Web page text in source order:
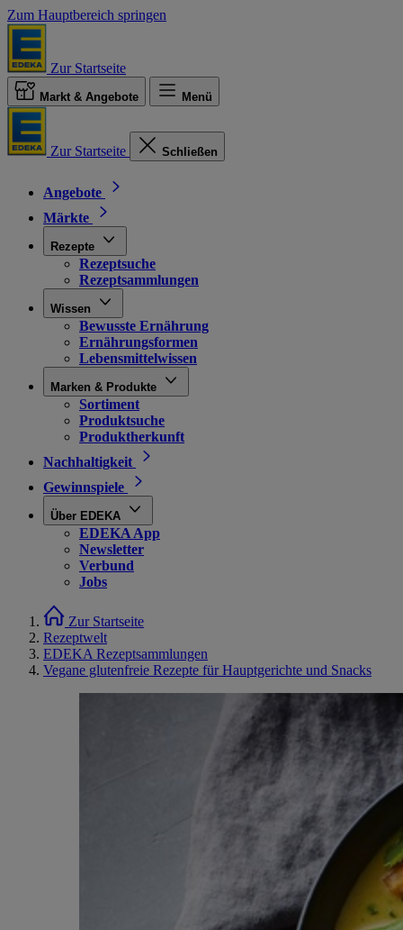
Zum Hauptbereich springen
Zur Startseite
Markt & Angebote Menü
Zur Startseite Schließen
Angebote
Märkte
Rezepte
Rezeptsuche
Rezeptsammlungen
Wissen
Bewusste Ernährung
Ernährungsformen
Lebensmittelwissen
Marken & Produkte
Sortiment
Produktsuche
Produktherkunft
Nachhaltigkeit
Gewinnspiele
Über EDEKA
EDEKA App
Newsletter
Verbund
Jobs
Zur Startseite
Rezeptwelt
EDEKA Rezeptsammlungen
Vegane glutenfreie Rezepte für Hauptgerichte und Snacks